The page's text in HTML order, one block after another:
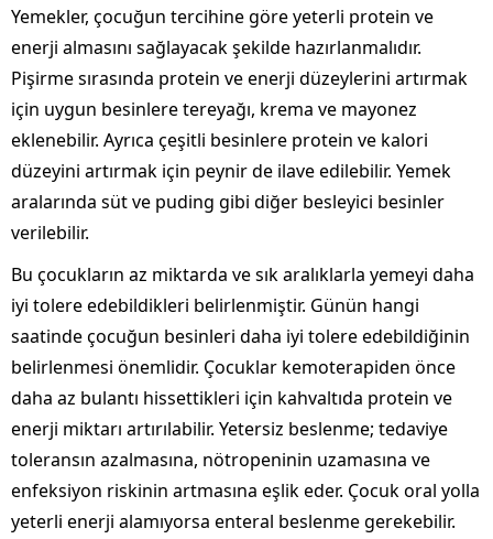
Yemekler, çocuğun tercihine göre yeterli protein ve
enerji almasını sağlayacak şekilde hazırlanmalıdır.
Pişirme sırasında protein ve enerji düzeylerini artırmak
için uygun besinlere tereyağı, krema ve mayonez
eklenebilir. Ayrıca çeşitli besinlere protein ve kalori
düzeyini artırmak için peynir de ilave edilebilir. Yemek
aralarında süt ve puding gibi diğer besleyici besinler
verilebilir.
Bu çocukların az miktarda ve sık aralıklarla yemeyi daha
iyi tolere edebildikleri belirlenmiştir. Günün hangi
saatinde çocuğun besinleri daha iyi tolere edebildiğinin
belirlenmesi önemlidir. Çocuklar kemoterapiden önce
daha az bulantı hissettikleri için kahvaltıda protein ve
enerji miktarı artırılabilir. Yetersiz beslenme; tedaviye
toleransın azalmasına, nötropeninin uzamasına ve
enfeksiyon riskinin artmasına eşlik eder. Çocuk oral yolla
yeterli enerji alamıyorsa enteral beslenme gerekebilir.